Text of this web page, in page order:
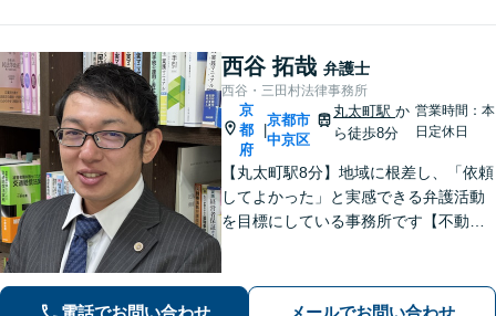
西谷 拓哉 弁護士
西谷・三田村法律事務所
京
都
府
|
京都市
中京区
丸太町駅か
ら徒歩8分
営業時間：本
日定休日
【丸太町駅8分】地域に根差し、「依頼
してよかった」と実感できる弁護活動
を目標にしている事務所です【不動
続・遺言】相談者さまに寄り添い、円
電話でお問い合わせ メールでお問い合わせ